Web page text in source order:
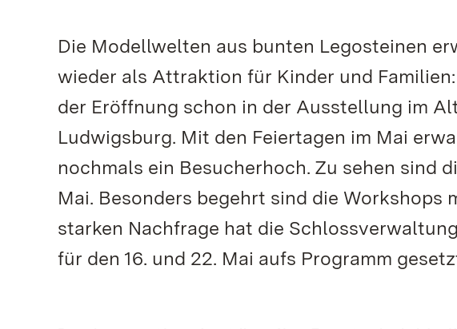
Die Modellwelten aus bunten Legosteinen
wieder als Attraktion für Kinder und
der Eröffnung schon in der Ausstellung im
Ludwigsburg. Mit den Feiertagen im Mai
nochmals ein Besucherhoch. Zu sehen sind
Mai. Besonders begehrt sind die Workshops
starken Nachfrage hat die
für den 16. und 22. Mai aufs Programm